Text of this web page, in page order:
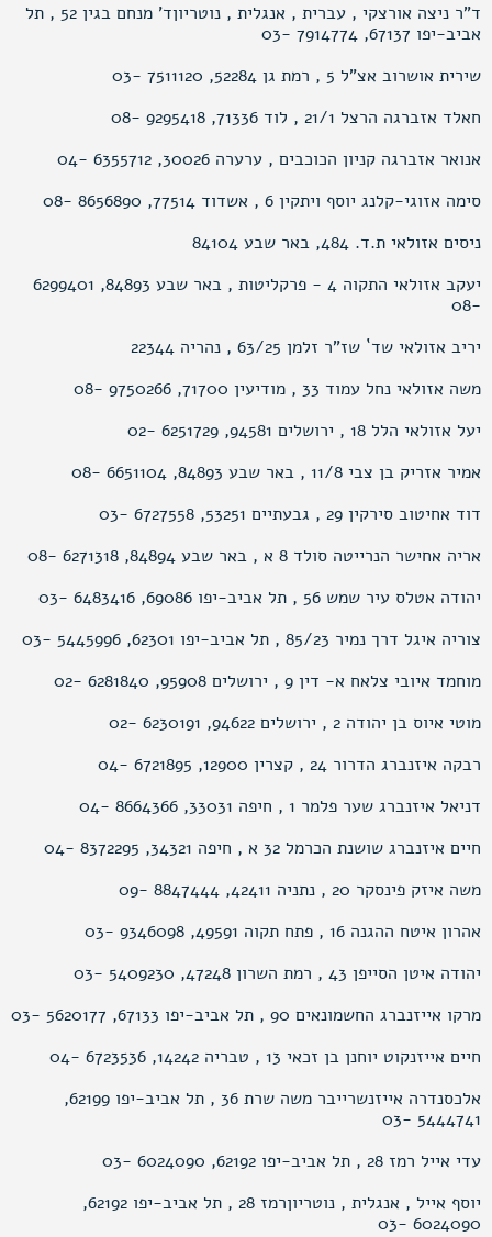
ד"ר ניצה אורצקי , עברית , אנגלית , נוטריוןד’ מנחם בגין 52 , תל
אביב-יפו 67137, 7914774 -03
שירית אושרוב אצ"ל 5 , רמת גן 52284, 7511120 -03
חאלד אזברגה הרצל 21/1 , לוד 71336, 9295418 -08
אנואר אזברגה קניון הכוכבים , ערערה 30026, 6355712 -04
סימה אזוגי-קלנג יוסף ויתקין 6 , אשדוד 77514, 8656890 -08
ניסים אזולאי ת.ד. 484, באר שבע 84104
יעקב אזולאי התקוה 4 - פרקליטות , באר שבע 84893, 6299401
-08
יריב אזולאי שד` שז"ר זלמן 63/25 , נהריה 22344
משה אזולאי נחל עמוד 33 , מודיעין 71700, 9750266 -08
יעל אזולאי הלל 18 , ירושלים 94581, 6251729 -02
אמיר אזריק בן צבי 11/8 , באר שבע 84893, 6651104 -08
דוד אחיטוב סירקין 29 , גבעתיים 53251, 6727558 -03
אריה אחישר הנרייטה סולד 8 א , באר שבע 84894, 6271318 -08
יהודה אטלס עיר שמש 56 , תל אביב-יפו 69086, 6483416 -03
צוריה איגל דרך נמיר 85/23 , תל אביב-יפו 62301, 5445996 -03
מוחמד איובי צלאח א- דין 9 , ירושלים 95908, 6281840 -02
מוטי איוס בן יהודה 2 , ירושלים 94622, 6230191 -02
רבקה איזנברג הדרור 24 , קצרין 12900, 6721895 -04
דניאל איזנברג שער פלמר 1 , חיפה 33031, 8664366 -04
חיים איזנברג שושנת הכרמל 32 א , חיפה 34321, 8372295 -04
משה איזק פינסקר 20 , נתניה 42411, 8847444 -09
אהרון איטח ההגנה 16 , פתח תקוה 49591, 9346098 -03
יהודה איטן הסייפן 43 , רמת השרון 47248, 5409230 -03
מרקו אייזנברג החשמונאים 90 , תל אביב-יפו 67133, 5620177 -03
חיים אייזנקוט יוחנן בן זכאי 13 , טבריה 14242, 6723536 -04
אלכסנדרה אייזנשרייבר משה שרת 36 , תל אביב-יפו 62199,
5444741 -03
עדי אייל רמז 28 , תל אביב-יפו 62192, 6024090 -03
יוסף אייל , אנגלית , נוטריוןרמז 28 , תל אביב-יפו 62192,
6024090 -03